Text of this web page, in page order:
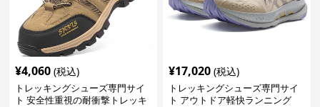
¥4,060 (税込)
トレッキングシューズ専門サイ
ト 安全性重視の耐衝撃トレッキ
¥17,020 (税込)
トレッキングシューズ専門サイ
ト アウトドア軽快ランニング